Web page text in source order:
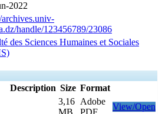
2022
handle/123456789/23086
des Sciences Humaines et Sociales
Description Size Format
3,16
MB
Adobe
PDF
View/Open